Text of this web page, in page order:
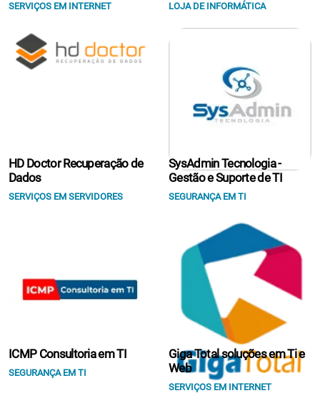
SERVIÇOS EM INTERNET LOJA DE INFORMÁTICA
HD Doctor Recuperação de
Dados
SERVIÇOS EM SERVIDORES
SysAdmin Tecnologia -
Gestão e Suporte de TI
SEGURANÇA EM TI
ICMP Consultoria em TI
SEGURANÇA EM TI
Giga Total soluções em Ti e
Web
SERVIÇOS EM INTERNET